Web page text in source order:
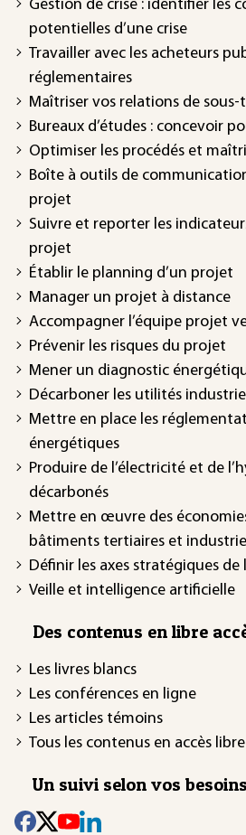
Gestion de crise : identifier les
potentielles d’une crise
Travailler avec les acheteurs
réglementaires
Maîtriser vos relations de
Bureaux d’études : concevoir
Optimiser les procédés et
Boîte à outils de
projet
Suivre et reporter les
projet
Établir le planning d’un projet
Manager un projet à distance
Accompagner l’équipe projet
Prévenir les risques du projet
Mener un diagnostic
Décarboner les utilités
Mettre en place les
énergétiques
Produire de l’électricité et de
décarbonés
Mettre en œuvre des
bâtiments tertiaires et
Définir les axes stratégiques de
Veille et intelligence artificielle
Des contenus en libre
Les livres blancs
Les conférences en ligne
Les articles témoins
Tous les contenus en accès libre
Un suivi selon vos besoins